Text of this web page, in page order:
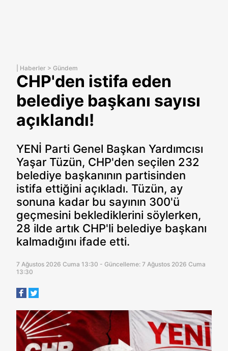
Haberler > Gündem
CHP'den istifa eden
belediye başkanı sayısı
açıklandı!
YENİ Parti Genel Başkan Yardımcısı
Yaşar Tüzün, CHP'den seçilen 232
belediye başkanının partisinden
istifa ettiğini açıkladı. Tüzün, ay
sonuna kadar bu sayının 300'ü
geçmesini beklediklerini söylerken,
28 ilde artık CHP'li belediye başkanı
kalmadığını ifade etti.
7 Ağustos 2026 Cuma 13:30 - Güncelleme: 7 Ağustos 2026 Cuma
13:30